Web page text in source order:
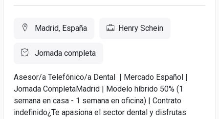
Madrid, España Henry Schein
Jornada completa
Asesor/a Telefónico/a Dental | Mercado Español |
Jornada CompletaMadrid | Modelo híbrido 50% (1
semana en casa - 1 semana en oficina) | Contrato
indefinido¿Te apasiona el sector dental y disfrutas